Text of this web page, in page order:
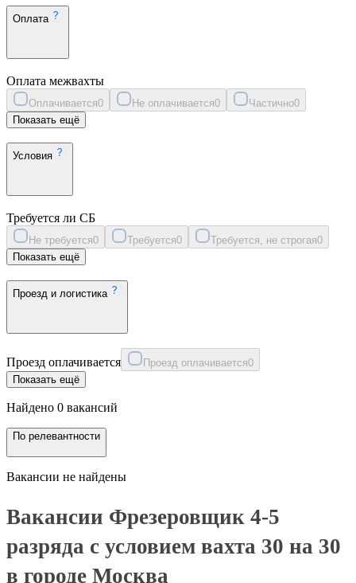
Оплата
Оплата межвахты
Оплачивается0 Не оплачивается0 Частично0
Показать ещё
Условия
Требуется ли СБ
Не требуется0 Требуется0 Требуется, не строгая0
Показать ещё
Проезд и логистика
Проезд оплачивается Проезд оплачивается0
Показать ещё
Найдено 0 вакансий
По релевантности
Вакансии не найдены
Вакансии Фрезеровщик 4-5
разряда с условием вахта 30 на 30
в городе Москва